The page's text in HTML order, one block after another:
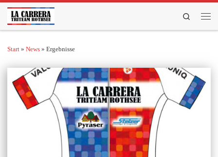
Zum Inhalt springen
Search
Start » News » Ergebnisse